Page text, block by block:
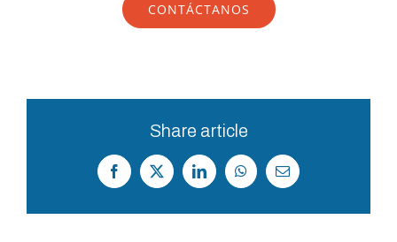
CONTÁCTANOS
Share article
Facebook
X LinkedInWhatsApp
Correo
electrónico